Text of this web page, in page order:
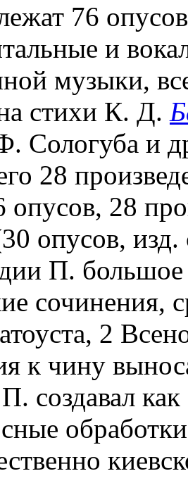
76
и
музыки,
стихи К. Д.
Сологуба и
28
опусов, 28
опусов,
П.
сочинения,
2
к чину
создавал